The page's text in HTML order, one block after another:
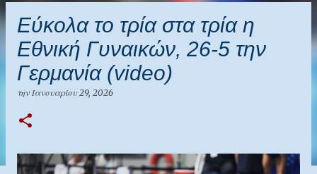
Εύκολα το τρία στα τρία η
Εθνική Γυναικών, 26-5 την
Γερμανία (video)
την Ιανουαρίου 29, 2026